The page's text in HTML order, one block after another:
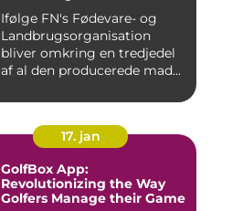
seneste år
Ifølge FN's Fødevare- og
Landbrugsorganisation
bliver omkring en tredjedel
af al den producerede mad...
17. jan
GolfBox App:
Revolutionizing the Way
Golfers Manage their Game